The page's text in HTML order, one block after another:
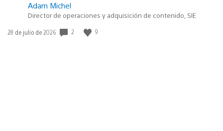
Adam Michel
Director de operaciones y adquisición de contenido, SIE
Fecha
28 de julio de 2026 2 9